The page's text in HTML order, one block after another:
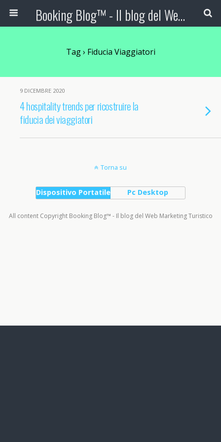
Booking Blog™ - Il blog del Web Marketing Turistico
Tag › Fiducia Viaggiatori
9 DICEMBRE 2020
4 hospitality trends per ricostruire la
fiducia dei viaggiatori
Torna su
Dispositivo Portatile Pc Desktop
All content Copyright Booking Blog™ - Il blog del Web Marketing Turistico